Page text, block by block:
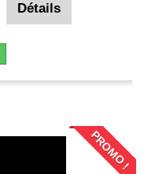
Détails
PROMO !